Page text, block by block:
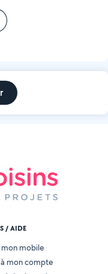
/ AIDE
mon mobile
à mon compte